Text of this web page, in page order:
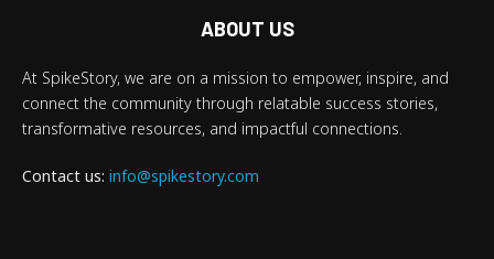
ABOUT US
At SpikeStory, we are on a mission to empower, inspire, and
connect the community through relatable success stories,
transformative resources, and impactful connections.
Contact us: info@spikestory.com